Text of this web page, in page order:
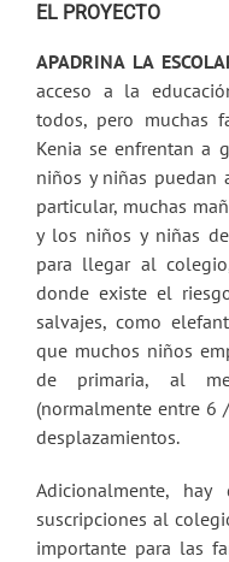
EL PROYECTO
APADRINA LA
acceso a la
todos, pero muchas
Kenia se enfrentan a
niños y niñas puedan
particular, muchas
y los niños y niñas
para llegar al
donde existe el
salvajes, como
que muchos niños
de primaria, al
(normalmente entre 6
desplazamientos.
Adicionalmente,
suscripciones al
importante para las